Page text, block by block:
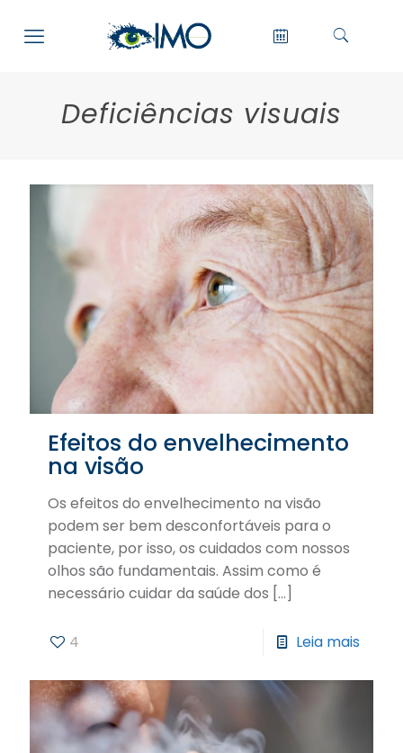
Deficiências visuais
Efeitos do envelhecimento
na visão
Os efeitos do envelhecimento na visão
podem ser bem desconfortáveis para o
paciente, por isso, os cuidados com nossos
olhos são fundamentais. Assim como é
necessário cuidar da saúde dos […]
4 Leia mais